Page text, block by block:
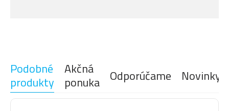
Podobné
produkty
Akčná
ponuka Odporúčame Novinky